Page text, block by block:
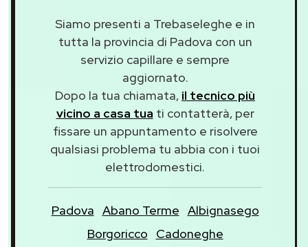
Siamo presenti a Trebaseleghe e in
tutta la provincia di Padova con un
servizio capillare e sempre
aggiornato.
Dopo la tua chiamata, il tecnico più
vicino a casa tua ti contatterà, per
fissare un appuntamento e risolvere
qualsiasi problema tu abbia con i tuoi
elettrodomestici.
Padova Abano Terme Albignasego
Borgoricco
Cadoneghe